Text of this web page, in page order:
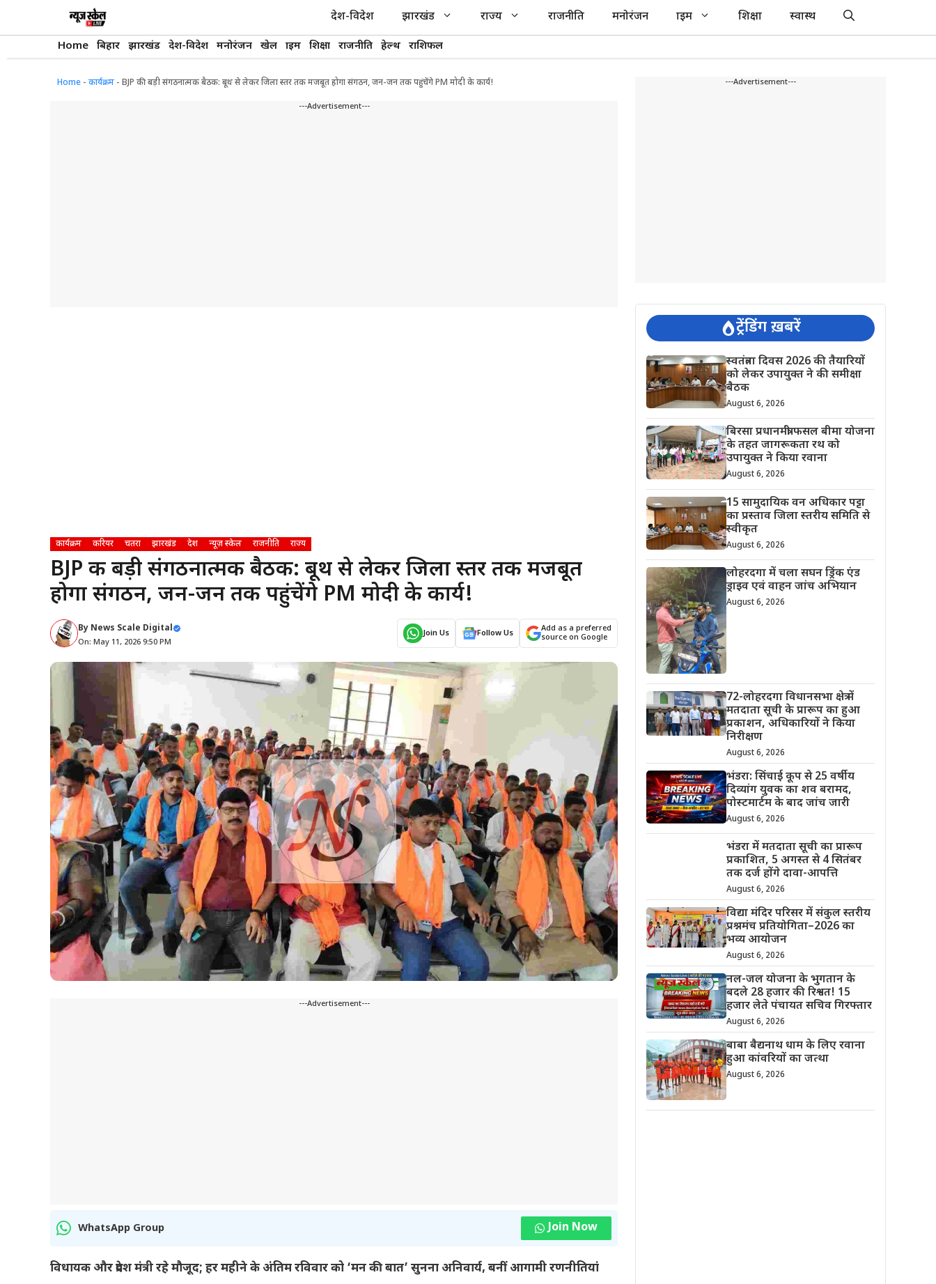
देश-विदेश झारखंड राज्य राजनीति मनोरंजन क्राइम शिक्षा स्वास्थ
Home बिहार झारखंड देश-विदेश मनोरंजन खेल क्राइम शिक्षा राजनीति हेल्थ राशिफल
Home - कार्यक्रम - BJP की बड़ी संगठनात्मक बैठक: बूथ से लेकर जिला स्तर तक मजबूत होगा संगठन, जन-जन तक पहुंचेंगे PM मोदी के कार्य!
---Advertisement---
कार्यक्रम करियर चतरा झारखंड देश न्यूज़ स्केल राजनीति राज्य
BJP की बड़ी संगठनात्मक बैठक: बूथ से लेकर जिला स्तर तक मजबूत
होगा संगठन, जन-जन तक पहुंचेंगे PM मोदी के कार्य!
By News Scale Digital
On: May 11, 2026 9:50 PM
Join Us Follow Us
Add as a preferred
source on Google
---Advertisement---
WhatsApp Group Join Now
विधायक और प्रदेश मंत्री रहे मौजूद; हर महीने के अंतिम रविवार को ‘मन की बात’ सुनना अनिवार्य, बनीं आगामी रणनीतियां
---Advertisement---
ट्रेंडिंग ख़बरें
स्वतंत्रता दिवस 2026 की तैयारियों
को लेकर उपायुक्त ने की समीक्षा
बैठक
August 6, 2026
बिरसा प्रधानमंत्री फसल बीमा योजना
के तहत जागरूकता रथ को
उपायुक्त ने किया रवाना
August 6, 2026
15 सामुदायिक वन अधिकार पट्टा
का प्रस्ताव जिला स्तरीय समिति से
स्वीकृत
August 6, 2026
लोहरदगा में चला सघन ड्रिंक एंड
ड्राइव एवं वाहन जांच अभियान
August 6, 2026
72-लोहरदगा विधानसभा क्षेत्र में
मतदाता सूची के प्रारूप का हुआ
प्रकाशन, अधिकारियों ने किया
निरीक्षण
August 6, 2026
भंडरा: सिंचाई कूप से 25 वर्षीय
दिव्यांग युवक का शव बरामद,
पोस्टमार्टम के बाद जांच जारी
August 6, 2026
भंडरा में मतदाता सूची का प्रारूप
प्रकाशित, 5 अगस्त से 4 सितंबर
तक दर्ज होंगे दावा-आपत्ति
August 6, 2026
विद्या मंदिर परिसर में संकुल स्तरीय
प्रश्नमंच प्रतियोगिता–2026 का
भव्य आयोजन
August 6, 2026
नल-जल योजना के भुगतान के
बदले 28 हजार की रिश्वत! 15
हजार लेते पंचायत सचिव गिरफ्तार
August 6, 2026
बाबा बैद्यनाथ धाम के लिए रवाना
हुआ कांवरियों का जत्था
August 6, 2026